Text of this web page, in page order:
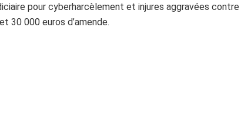
pour cyberharcèlement et injures aggravées contre
30 000 euros d’amende.